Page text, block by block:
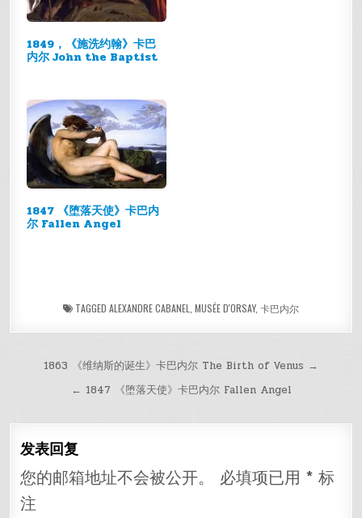
1849，《施洗约翰》卡巴
内尔 John the Baptist
1847 《堕落天使》卡巴内
尔 Fallen Angel
TAGGED ALEXANDRE CABANEL MUSÉE D'ORSAY, 卡巴内尔
航
1863 《维纳斯的诞生》卡巴内尔 The Birth of Venus →
← 1847 《堕落天使》卡巴内尔 Fallen Angel
发表回复
您的邮箱地址不会被公开。 必填项已用* 标
注